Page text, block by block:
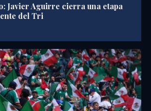
Javier Aguirre cierra una etapa
del Tri